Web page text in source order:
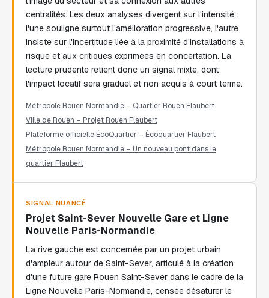
centralités. Les deux analyses divergent sur l'intensité :
l'une souligne surtout l'amélioration progressive, l'autre
insiste sur l'incertitude liée à la proximité d'installations à
risque et aux critiques exprimées en concertation. La
lecture prudente retient donc un signal mixte, dont
l'impact locatif sera graduel et non acquis à court terme.
Métropole Rouen Normandie – Quartier Rouen Flaubert
Ville de Rouen – Projet Rouen Flaubert
Plateforme officielle ÉcoQuartier – Écoquartier Flaubert
Métropole Rouen Normandie – Un nouveau pont dans le
quartier Flaubert
SIGNAL NUANCÉ
Projet Saint-Sever Nouvelle Gare et Ligne
Nouvelle Paris-Normandie
La rive gauche est concernée par un projet urbain
d'ampleur autour de Saint-Sever, articulé à la création
d'une future gare Rouen Saint-Sever dans le cadre de la
Ligne Nouvelle Paris-Normandie, censée désaturer le